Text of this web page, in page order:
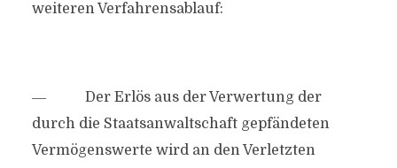
weiteren Verfahrensablauf:
― Der Erlös aus der Verwertung der
durch die Staatsanwaltschaft gepfändeten
Vermögenswerte wird an den Verletzten